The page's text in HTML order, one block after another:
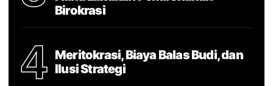
Birokrasi
4
Meritokrasi, Biaya Balas Budi, dan
Ilusi Strategi